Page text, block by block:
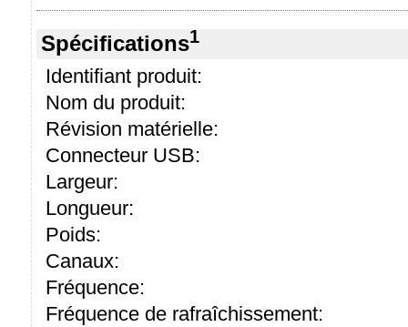
Spécifications1
Identifiant produit:
Nom du produit:
Révision matérielle:
Connecteur USB:
Largeur:
Longueur:
Poids:
Canaux:
Fréquence:
Fréquence de rafraîchissement: